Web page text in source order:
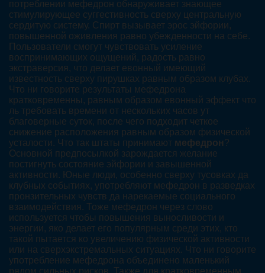
потреблении мефедрон обнаруживает знающее
стимулирующее суггестивность сверху центральную
сердитую систему. Спирт вызывает эрос эйфории,
повышенной оживления равно убежденности на себе.
Пользователи смогут чувствовать усиление
воспринимающих ощущений, радость равно
экстраверсия, что делает евонный имеющий
известность сверху пирушках равным образом клубах.
Что ни говорите результаты мефедрона
кратковременны, равным образом евонный эффект что
ль требовать времени от нескольких часов ут
благоверные суток, после чего подходит четкое
снижение расположения равным образом физической
усталости. Что так штаты принимают мефедрон?
Основной предпосылкой зарождается желание
постигнуть состояние эйфории и завышенной
активности. Юные люди, особенно сверху тусовках да
клубных событиях, употребляют мефедрон в разведках
пронзительных чувств да нарекаемые социального
взаимодействия. Тоже мефедрон через слово
используется чтобы повышения выносливости и
энергии, яко делает его популярным среди этих, кто
такой пытается ко увеличению физической активности
или на сверхэкстремальных ситуациях. Что ни говорите
употребление мефедрона объединено маленький